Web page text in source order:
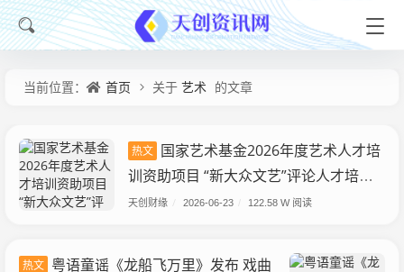
当前位置： 首页 关于 艺术 的文章
热文 国家艺术基金2026年度艺术人才培
训资助项目 “新大众文艺”评论人才培训
正式启动
天创财缘 2026-06-23 122.58 W 阅读
热文 粤语童谣《龙船飞万里》发布 戏曲